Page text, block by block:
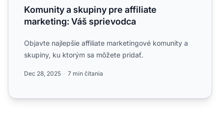
Komunity a skupiny pre affiliate
marketing: Váš sprievodca
Objavte najlepšie affiliate marketingové komunity a
skupiny, ku ktorým sa môžete pridať.
Dec 28, 2025 7 min čítania